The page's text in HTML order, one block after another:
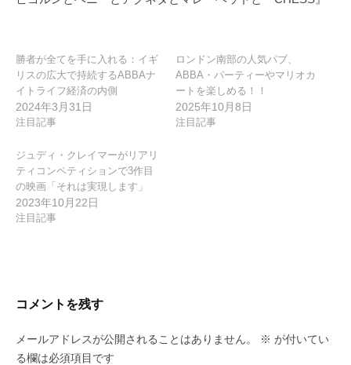
ン
勝者が全てを手に入れる：イギ
リスの広大で持続するABBAナ
イトライフ経済の内側
2024年3月31日
注目記事
ロンドン南部の人気パブ、
ABBA・パーティーやマリオカ
ートを楽しめる！！
2025年10月8日
注目記事
ジュディ・クレイマーがリアリ
ティコンペティションで3作目
の映画「それは実現します」
2023年10月22日
注目記事
コメントを残す
メールアドレスが公開されることはありません。 ※ が付いてい
る欄は必須項目です